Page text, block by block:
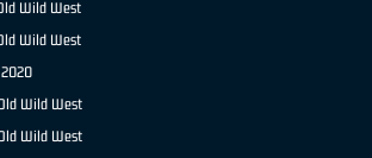
Wild West
Wild West
2020
Wild West
Wild West